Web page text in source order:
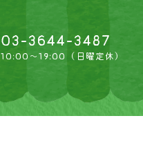
03-3644-3487
10:00〜19:00（日曜定休）